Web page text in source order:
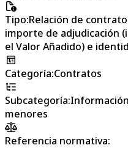
Tipo:Relación de
importe de adjudicación
el Valor Añadido) e
Categoría:Contratos
Subcategoría:
menores
Referencia normativa: